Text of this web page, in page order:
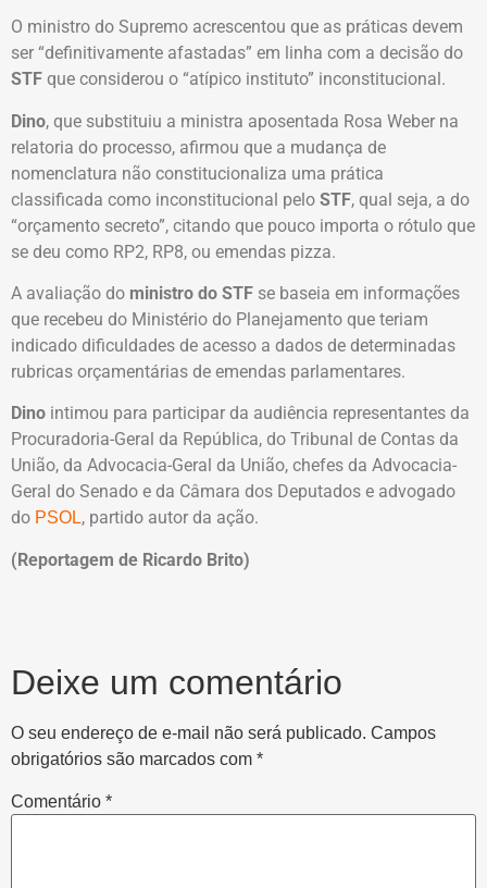
O ministro do Supremo acrescentou que as práticas devem
ser “definitivamente afastadas” em linha com a decisão do
STF que considerou o “atípico instituto” inconstitucional.
Dino, que substituiu a ministra aposentada Rosa Weber na
relatoria do processo, afirmou que a mudança de
nomenclatura não constitucionaliza uma prática
classificada como inconstitucional pelo STF, qual seja, a do
“orçamento secreto”, citando que pouco importa o rótulo que
se deu como RP2, RP8, ou emendas pizza.
A avaliação do ministro do STF se baseia em informações
que recebeu do Ministério do Planejamento que teriam
indicado dificuldades de acesso a dados de determinadas
rubricas orçamentárias de emendas parlamentares.
Dino intimou para participar da audiência representantes da
Procuradoria-Geral da República, do Tribunal de Contas da
União, da Advocacia-Geral da União, chefes da Advocacia-
Geral do Senado e da Câmara dos Deputados e advogado
do PSOL, partido autor da ação.
(Reportagem de Ricardo Brito)
Deixe um comentário
O seu endereço de e-mail não será publicado. Campos
obrigatórios são marcados com *
Comentário *